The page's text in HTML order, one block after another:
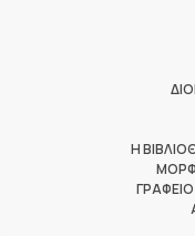
Η